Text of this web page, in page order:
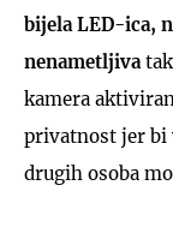
bijela LED-ica,
nenametljiva
kamera
privatnost jer bi
drugih osoba